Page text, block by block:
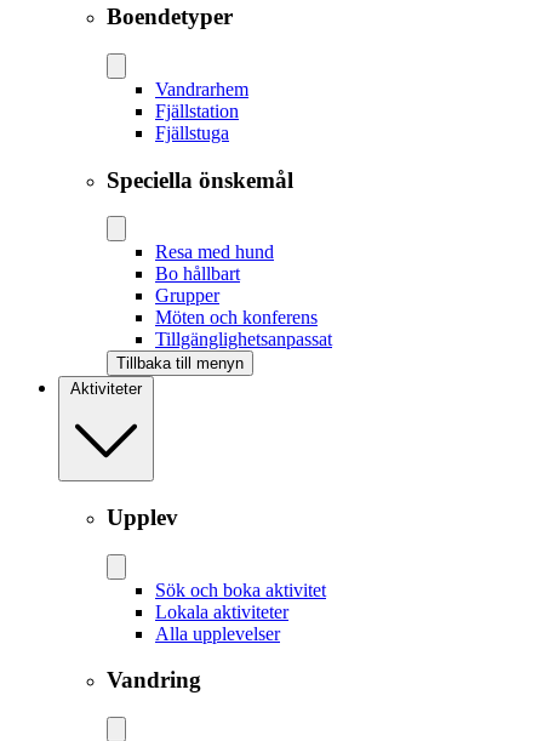
Boendetyper
Vandrarhem
Fjällstation
Fjällstuga
Speciella önskemål
Resa med hund
Bo hållbart
Grupper
Möten och konferens
Tillgänglighetsanpassat
Tillbaka till menyn
Aktiviteter
Upplev
Sök och boka aktivitet
Lokala aktiviteter
Alla upplevelser
Vandring